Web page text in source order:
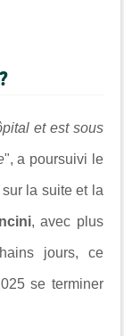
et est sous
", a poursuivi le
la suite et la
, avec plus
jours, ce
se terminer